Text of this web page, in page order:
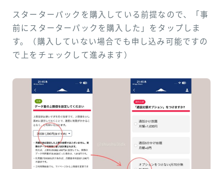
スターターパックを購入している前提なので、「事
前にスターターパックを購入した」をタップしま
す。（購入していない場合でも申し込み可能ですの
で上をチェックして進みます）